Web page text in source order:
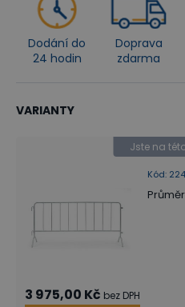
Dodání do
24 hodin
Doprava
zdarma
VARIANTY
Kód:
Jste na
3 975,00 Kč bez DPH